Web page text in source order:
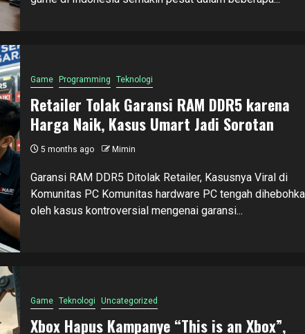
Game Programming Teknologi
Retailer Tolak Garansi RAM DDR5 karena
Harga Naik, Kasus Umart Jadi Sorotan
5 months ago Mimin
Garansi RAM DDR5 Ditolak Retailer, Kasusnya Viral di
Komunitas PC Komunitas hardware PC tengah
oleh kasus kontroversial mengenai garansi...
Game Teknologi Uncategorized
Xbox Hapus Kampanye “This is an Xbox”,